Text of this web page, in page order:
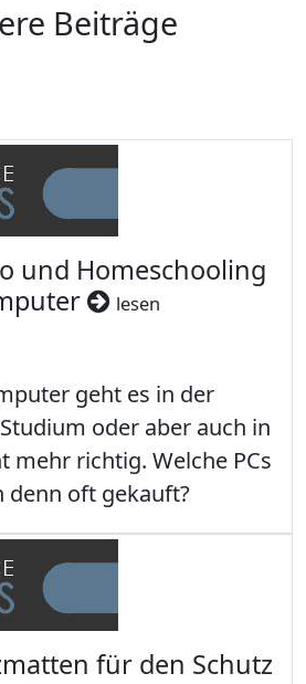
Beiträge
und Homeschooling
lesen
geht es in der
oder aber auch in
mehr richtig. Welche PCs
denn oft gekauft?
für den Schutz